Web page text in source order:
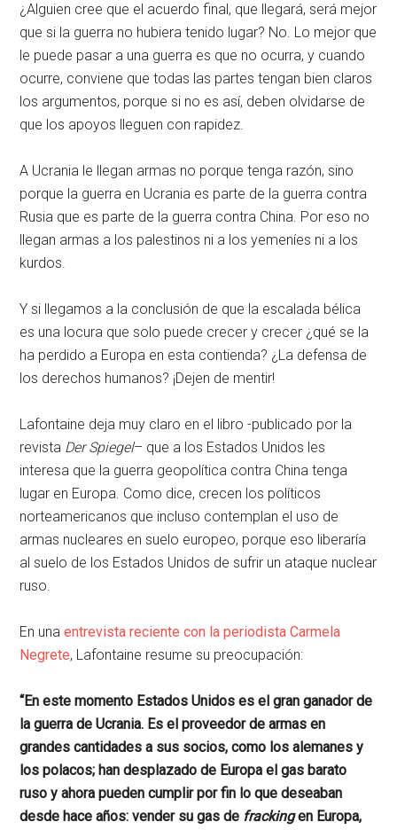
¿Alguien cree que el acuerdo final, que llegará, será mejor
que si la guerra no hubiera tenido lugar? No. Lo mejor que
le puede pasar a una guerra es que no ocurra, y cuando
ocurre, conviene que todas las partes tengan bien claros
los argumentos, porque si no es así, deben olvidarse de
que los apoyos lleguen con rapidez.
A Ucrania le llegan armas no porque tenga razón, sino
porque la guerra en Ucrania es parte de la guerra contra
Rusia que es parte de la guerra contra China. Por eso no
llegan armas a los palestinos ni a los yemeníes ni a los
kurdos.
Y si llegamos a la conclusión de que la escalada bélica
es una locura que solo puede crecer y crecer ¿qué se la
ha perdido a Europa en esta contienda? ¿La defensa de
los derechos humanos? ¡Dejen de mentir!
Lafontaine deja muy claro en el libro -publicado por la
revista Der Spiegel– que a los Estados Unidos les
interesa que la guerra geopolítica contra China tenga
lugar en Europa. Como dice, crecen los políticos
norteamericanos que incluso contemplan el uso de
armas nucleares en suelo europeo, porque eso liberaría
al suelo de los Estados Unidos de sufrir un ataque nuclear
ruso.
En unaentrevista reciente con la periodista Carmela
Negrete, Lafontaine resume su preocupación:
“En este momento Estados Unidos es el gran ganador de
la guerra de Ucrania. Es el proveedor de armas en
grandes cantidades a sus socios, como los alemanes y
los polacos; han desplazado de Europa el gas barato
ruso y ahora pueden cumplir por fin lo que deseaban
desde hace años: vender su gas de frackingen Europa,